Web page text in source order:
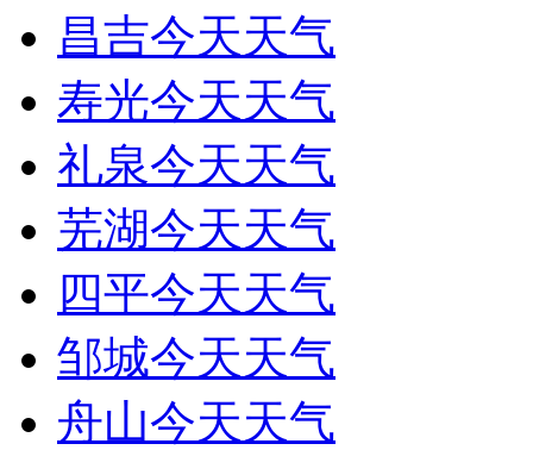
昌吉今天天气
寿光今天天气
礼泉今天天气
芜湖今天天气
四平今天天气
邹城今天天气
舟山今天天气